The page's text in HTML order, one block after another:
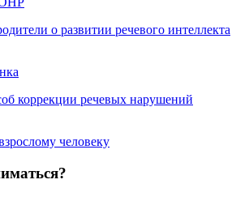
о развитии речевого интеллекта
коррекции речевых нарушений
человеку